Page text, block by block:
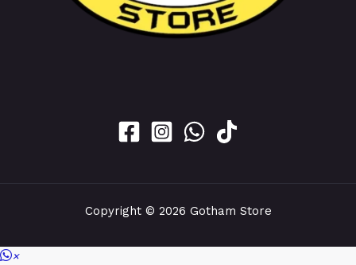
Copyright © 2026 Gotham Store
×